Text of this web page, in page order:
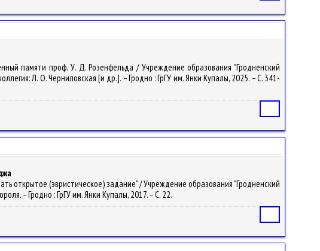
памяти проф. У. Д. Розенфельда / Учреждение образования "Гродненский
Л. О. Черниловская [и др.]. – Гродно : ГрГУ им. Янки Купалы, 2025. – С. 341-
открытое (эвристическое) задание" / Учреждение образования "Гродненский
– Гродно : ГрГУ им. Янки Купалы, 2017. – С. 22.